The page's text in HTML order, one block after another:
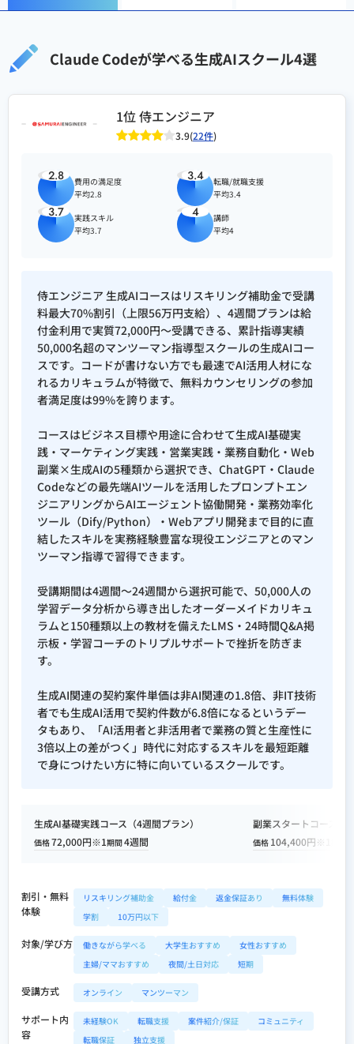
化で作業時間70%削減
ロSaaS開発
（MVP構築中・特許
出願準備中）
「リスログ」で200社以上のITス
クールを調査
（生成AI系30社以
上）
生成AIスクールの教育品質・カリ
キュラム評価
プロンプトエンジニアリング実務
生成AI導入設計・ROI測定・ガバ
ナンス
AIエージェントを活用した業務自
動化設計
生成AIリスク管理（著作権・情報
漏洩・ハルシネーション対策）
（SEO・データ分析・広告運用）
使用AIツール
使用マーケティング・分析ツール
Google Analytics / Ptengine / AD EBiS /
Similarweb / Semrush / Ahrefs / Search
保有資格
AIスキル検定 初級（一般社団法
人 日本AIスキル認定協会）
証
生成AI導入実務者検定（一般社団
法人 日本AIスキル認定協会）
格証
Claude Codeが学べる生成AIスクール4選
1位 侍エンジニア
3.9(22件)
2.8
費用の満足度
平均2.8
3.4
転職/就職支援
平均3.4
3.7
実践スキル
平均3.7
4
講師
平均4
侍エンジニア 生成AIコースはリスキリング補助金で受講
料最大70%割引（上限56万円支給）、4週間プランは給
付金利用で実質72,000円〜受講できる、累計指導実績
50,000名超のマンツーマン指導型スクールの生成AIコー
スです。コードが書けない方でも最速でAI活用人材にな
れるカリキュラムが特徴で、無料カウンセリングの参加
者満足度は99%を誇ります。
コースはビジネス目標や用途に合わせて生成AI基礎実
践・マーケティング実践・営業実践・業務自動化・Web
副業×生成AIの5種類から選択でき、ChatGPT・Claude
Codeなどの最先端AIツールを活用したプロンプトエン
ジニアリングからAIエージェント協働開発・業務効率化
ツール（Dify/Python）・Webアプリ開発まで目的に直
結したスキルを実務経験豊富な現役エンジニアとのマン
ツーマン指導で習得できます。
受講期間は4週間〜24週間から選択可能で、50,000人の
学習データ分析から導き出したオーダーメイドカリキュ
ラムと150種類以上の教材を備えたLMS・24時間Q&A掲
示板・学習コーチのトリプルサポートで挫折を防ぎま
す。
生成AI関連の契約案件単価は非AI関連の1.8倍、非IT技術
者でも生成AI活用で契約件数が6.8倍になるというデー
タもあり、「AI活用者と非活用者で業務の質と生産性に
3倍以上の差がつく」時代に対応するスキルを最短距離
で身につけたい方に特に向いているスクールです。
生成AI基礎実践コース（4週間プラン）
価格72,000円※1期間4週間
副業スタートコース（
価格 104,400円※1
割引・無料
体験
リスキリング補助金 給付金 返金保証あり
無料体験
学割
10万円以下
対象/学び方 働きながら学べる 大学生おすすめ
女性おすすめ
主婦/ママおすすめ
夜間/土日対応 短期
受講方式 オンライン マンツーマン
サポート内
容
未経験OK 転職支援 案件紹介/保証
コミュニティ
転職保証
独立支援